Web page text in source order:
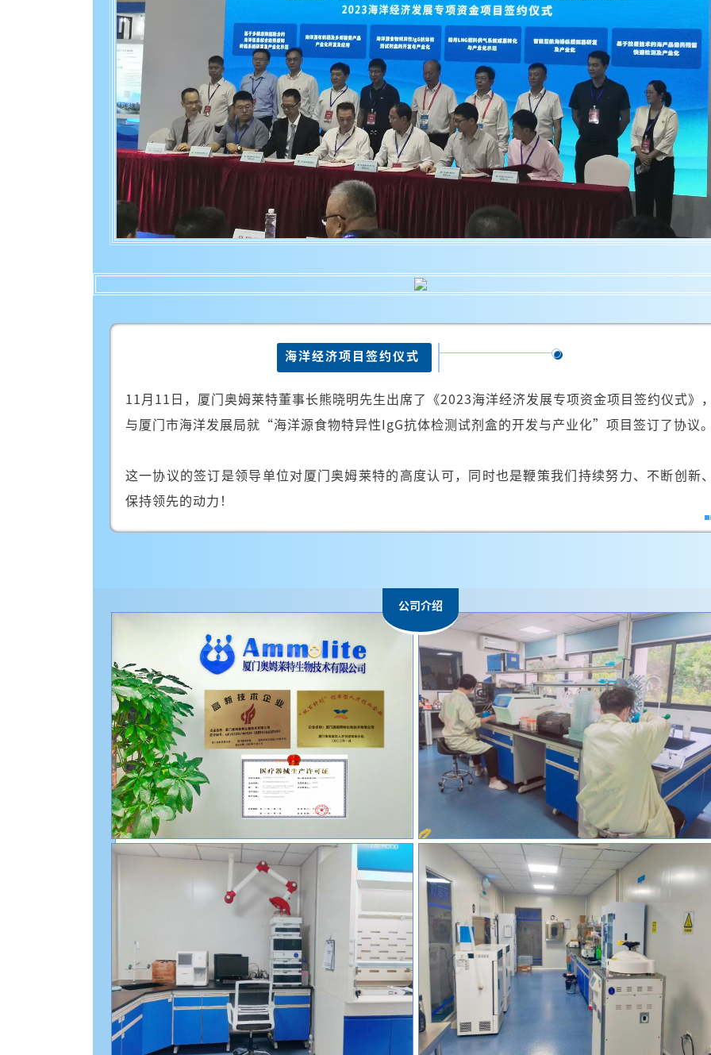
海洋经济项目签约仪式
11月11日，厦门奥姆莱特董事长熊晓明先生出席了《2023海洋经济发展专项资金项目签约仪式》
与厦门市海洋发展局就“海洋源食物特异性IgG抗体检测试剂盒的开发与产业化”项目签订了协议
这一协议的签订是领导单位对厦门奥姆莱特的高度认可，同时也是鞭策我们持续努力、不断创新
保持领先的动力！
公司介绍